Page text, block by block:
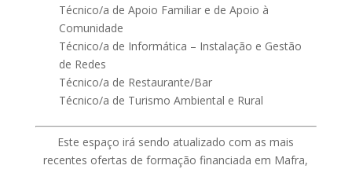
Técnico/a de Apoio Familiar e de Apoio à
Comunidade
Técnico/a de Informática – Instalação e Gestão
de Redes
Técnico/a de Restaurante/Bar
Técnico/a de Turismo Ambiental e Rural
Este espaço irá sendo atualizado com as mais
recentes ofertas de formação financiada em Mafra,